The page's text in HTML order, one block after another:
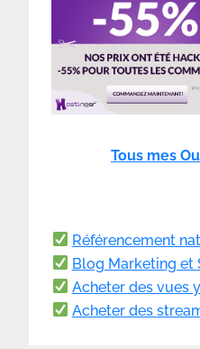
Tous mes
Référencement
Blog Marketing et
Acheter des vues
Acheter des